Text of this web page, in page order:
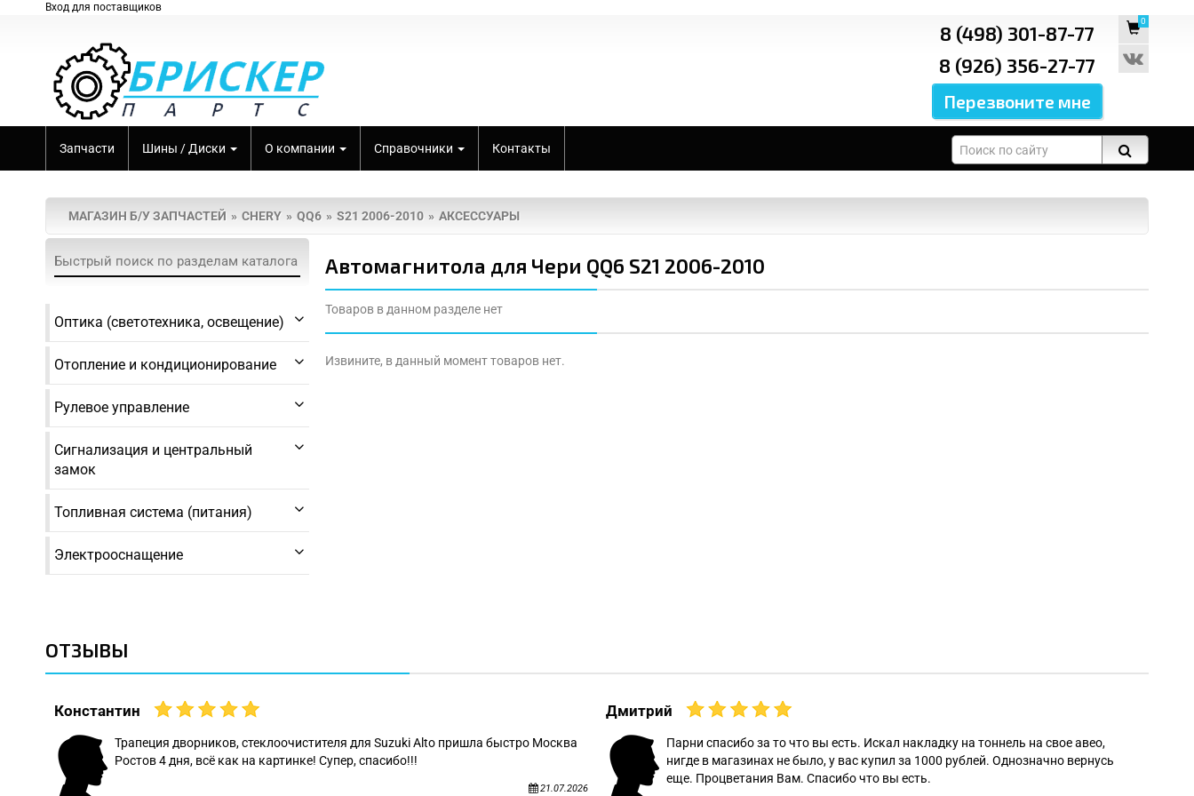
Вход для поставщиков
8 (498) 301-87-77
8 (926) 356-27-77
0
Запчасти Шины / Диски О компании Справочники Контакты
МАГАЗИН Б/У ЗАПЧАСТЕЙ CHERY QQ6 S21 2006-2010 АКСЕССУАРЫ
Оптика (светотехника, освещение)
Отопление и кондиционирование
Рулевое управление
Сигнализация и центральный
замок
Топливная система (питания)
Электрооснащение
Автомагнитола для Чери QQ6 S21 2006-2010
Товаров в данном разделе нет
Извините, в данный момент товаров нет.
ОТЗЫВЫ
Константин
Трапеция дворников, стеклоочистителя для Suzuki Alto пришла быстро Москва
Ростов 4 дня, всё как на картинке! Супер, спасибо!!!
21.07.2026
Дмитрий
Парни спасибо за то что вы есть. Искал накладку на тоннель на свое авео,
нигде в магазинах не было, у вас купил за 1000 рублей. Однозначно вернусь
еще. Процветания Вам. Спасибо что вы есть.